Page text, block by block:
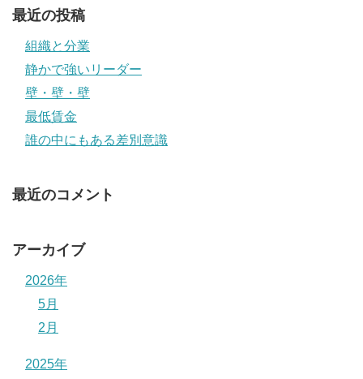
最近の投稿
組織と分業
静かで強いリーダー
壁・壁・壁
最低賃金
誰の中にもある差別意識
最近のコメント
アーカイブ
2026年
5月
2月
2025年